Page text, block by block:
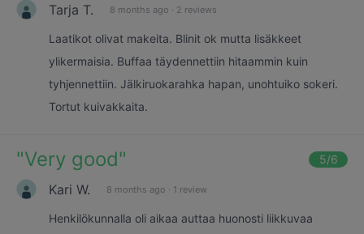
Tarja T. 8 months ago · 2 reviews
Laatikot olivat makeita. Blinit ok mutta lisäkkeet
ylikermaisia. Buffaa täydennettiin hitaammin kuin
tyhjennettiin. Jälkiruokarahka hapan, unohtuiko sokeri.
Tortut kuivakkaita.
"Very good" 5/6
Kari W. 8 months ago · 1 review
Henkilökunnalla oli aikaa auttaa huonosti liikkuvaa